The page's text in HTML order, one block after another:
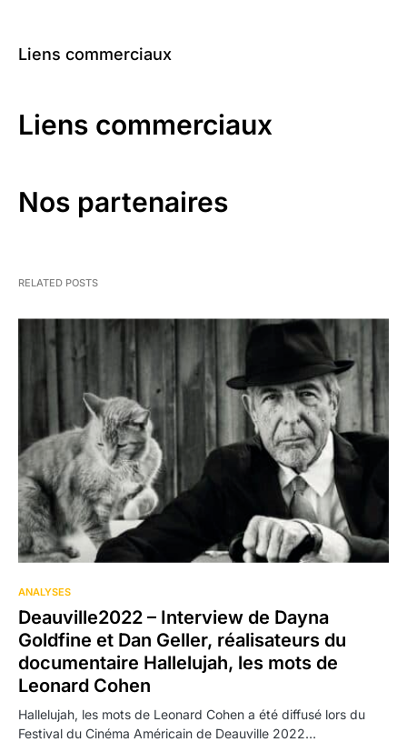
Liens commerciaux
Liens commerciaux
Nos partenaires
RELATED POSTS
ANALYSES
Deauville2022 – Interview de Dayna
Goldfine et Dan Geller, réalisateurs du
documentaire Hallelujah, les mots de
Leonard Cohen
Hallelujah, les mots de Leonard Cohen a été diffusé lors du
Festival du Cinéma Américain de Deauville 2022…